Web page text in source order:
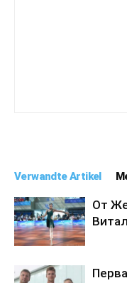
Verwandte Artikel
От